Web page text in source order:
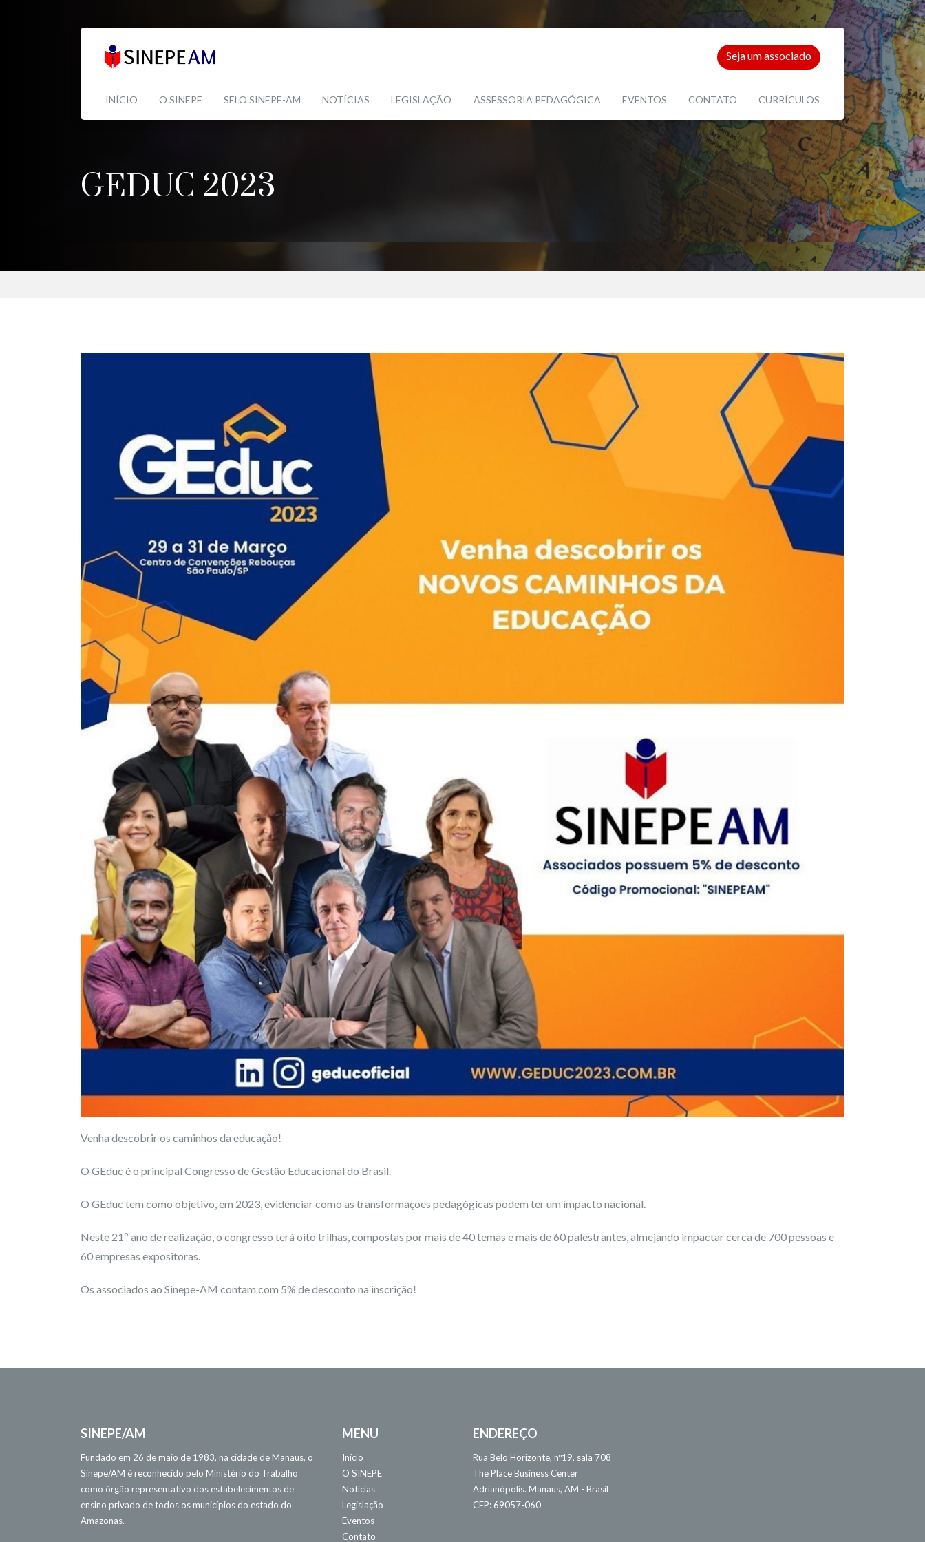
Seja um associado
INÍCIO O SINEPE SELO SINEPE-AM NOTÍCIAS LEGISLAÇÃO ASSESSORIA PEDAGÓGICA EVENTOS CONTATO CURRÍCULOS
GEDUC 2023
Venha descobrir os caminhos da educação!
O GEduc é o principal Congresso de Gestão Educacional do Brasil.
O GEduc tem como objetivo, em 2023, evidenciar como as transformações pedagógicas podem ter um impacto nacional.
Neste 21º ano de realização, o congresso terá oito trilhas, compostas por mais de 40 temas e mais de 60 palestrantes, almejando impactar cerca de 700 pessoas e
60 empresas expositoras.
Os associados ao Sinepe-AM contam com 5% de desconto na inscrição!
SINEPE/AM
Fundado em 26 de maio de 1983, na cidade de Manaus, o
Sinepe/AM é reconhecido pelo Ministério do Trabalho
como órgão representativo dos estabelecimentos de
ensino privado de todos os municípios do estado do
Amazonas.
MENU
Início
O SINEPE
Notícias
Legislação
Eventos
Contato
ENDEREÇO
Rua Belo Horizonte, nº19, sala 708
The Place Business Center
Adrianópolis. Manaus, AM - Brasil
CEP: 69057-060